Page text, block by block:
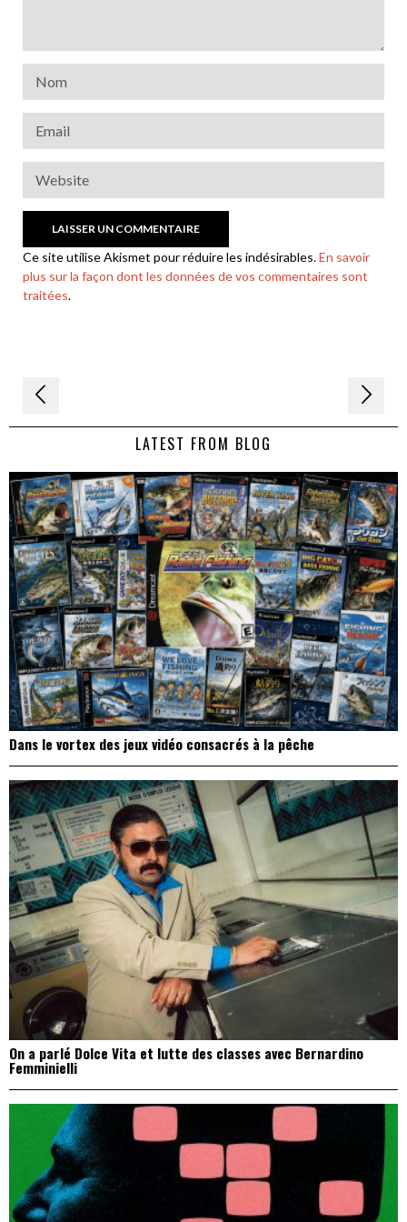
Ce site utilise Akismet pour réduire les indésirables.En savoir
plus sur la façon dont les données de vos commentaires sont
traitées.
Navigation
de LATEST FROM BLOG
Dans le vortex des jeux vidéo consacrés à la pêche
On a parlé Dolce Vita et lutte des classes avec Bernardino
Femminielli